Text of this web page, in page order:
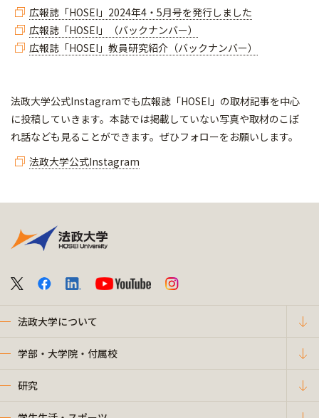
広報誌「HOSEI」2024年4・5月号を発行しました
広報誌「HOSEI」（バックナンバー）
広報誌「HOSEI」教員研究紹介（バックナンバー）
​​​​​法政大学公式Instagramでも広報誌「HOSEI」の取材記事を中心
に投稿していきます。本誌では掲載していない写真や取材のこぼ
れ話なども見ることができます。ぜひフォローをお願いします。
法政大学公式Instagram
法政大学について
学部・大学院・付属校
研究